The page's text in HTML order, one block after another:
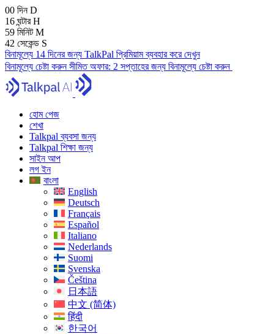
00 দিনD
16 ঘন্টারH
59 মিনিটM
41 সেকেন্ড S
বিনামূল্যে 14 দিনের জন্য TalkPal প্রিমিয়াম ব্যবহার করে দেখুন
বিনামূল্যে চেষ্টা করুনসীমিত অফার: 2 সপ্তাহের জন্য বিনামূল্যে চেষ্টা করুন
হোম পেজ
শেখা
Talkpal ব্যবসা জন্য
Talkpal শিক্ষা জন্য
সাইন আপ
লগ ইন
বাংলা
English
Deutsch
Français
Español
Italiano
Nederlands
Suomi
Svenska
Čeština
日本語
中文 (简体)
हिंदी
한국어